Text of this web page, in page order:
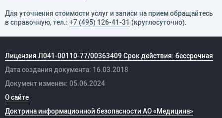
Для уточнения стоимости услуг и записи на прием обращайтесь
в справочную, тел.: +7 (495) 126-41-31 (круглосуточно).
Лицензия Л041-00110-77/00363409 Срок действия: бессрочная
Дата создания документа: 16.03.2018
Документ изменён: 05.06.2024
О сайте
Доктрина информационной безопасности АО «Медицина»